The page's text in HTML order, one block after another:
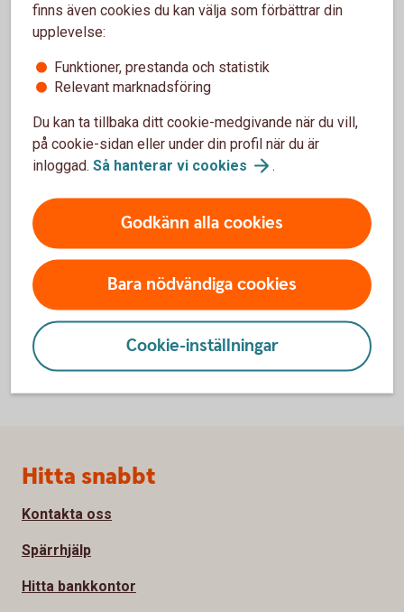
Detta får ni med Trade Finance
Ökad tillgänglighet
Snabb hantering
Säkra ansökningar
Kontroll på flöden
Papperslös korrespondens
finns även cookies du kan välja som förbättrar din
upplevelse:
Funktioner, prestanda och statistik
Relevant marknadsföring
Du kan ta tillbaka ditt cookie-medgivande när du vill,
på cookie-sidan eller under din profil när du är
inloggad. Så hanterar vi cookies .
Godkänn alla cookies
Bara nödvändiga cookies
Cookie-inställningar
Sidfot
Hitta snabbt
Kontakta oss
Spärrhjälp
Hitta bankkontor